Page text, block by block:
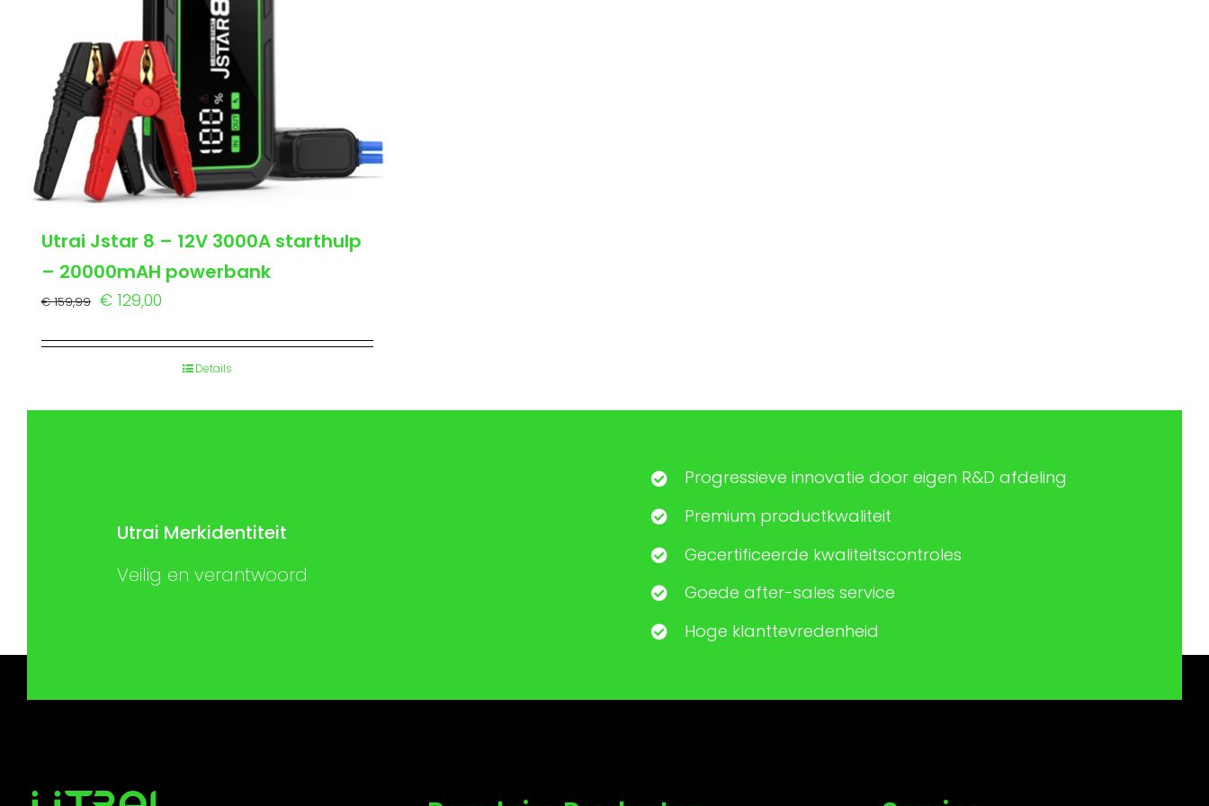
Utrai Jstar 8 – 12V 3000A starthulp
– 20000mAH powerbank
€159,99 Oorspronkelijke
was:
€ 129,00
is:
€ 129,00.
Details
Utrai Merkidentiteit
Veilig en verantwoord
Progressieve innovatie door eigen R&D afdeling
Premium productkwaliteit
Gecertificeerde kwaliteitscontroles
Goede after-sales service
Hoge klanttevredenheid